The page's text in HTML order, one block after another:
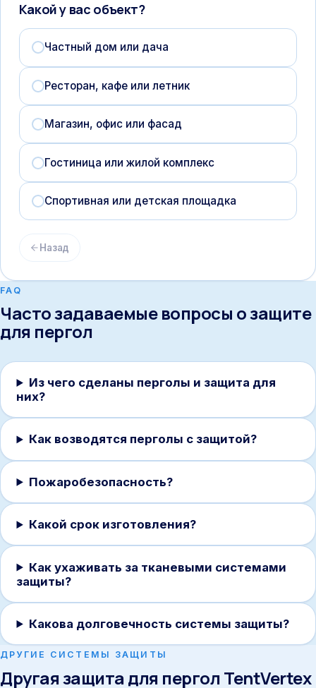
Какой у вас объект?
Частный дом или дача
Ресторан, кафе или летник
Магазин, офис или фасад
Гостиница или жилой комплекс
Спортивная или детская площадка
Назад
FAQ
Часто задаваемые вопросы о защите
для пергол
Из чего сделаны перголы и защита для
них?
Как возводятся перголы с защитой?
Пожаробезопасность?
Какой срок изготовления?
Как ухаживать за тканевыми системами
защиты?
Какова долговечность системы защиты?
ДРУГИЕ СИСТЕМЫ ЗАЩИТЫ
Другая защита для пергол TentVertex